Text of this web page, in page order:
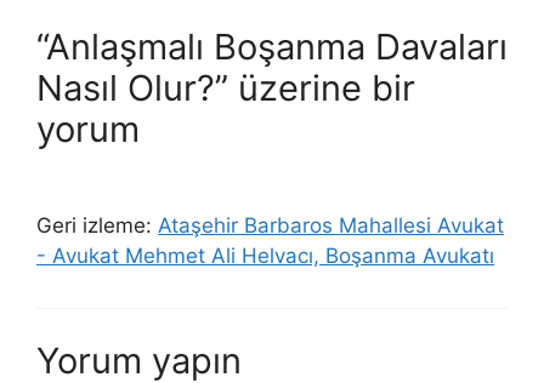
“Anlaşmalı Boşanma Davaları
Nasıl Olur?” üzerine bir
yorum
Geri izleme: Ataşehir Barbaros Mahallesi Avukat
- Avukat Mehmet Ali Helvacı, Boşanma Avukatı
Yorum yapın